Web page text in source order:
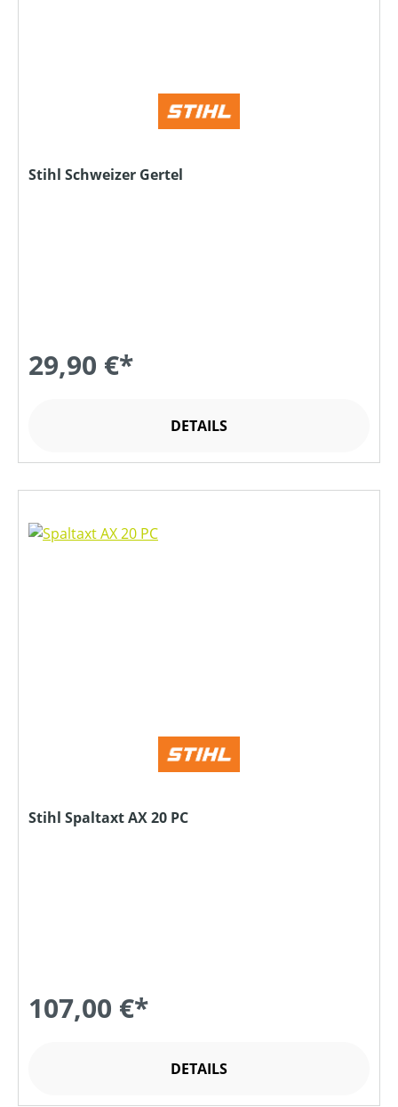
Stihl Schweizer Gertel
29,90 €*
DETAILS
Stihl Spaltaxt AX 20 PC
107,00 €*
DETAILS